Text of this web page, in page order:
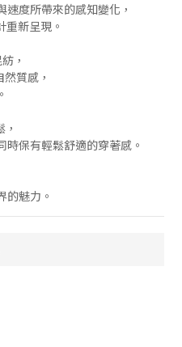
度所帶來的感知變化，
重新呈現。
，
質感，
保有輕鬆舒適的穿著感。
的魅力。